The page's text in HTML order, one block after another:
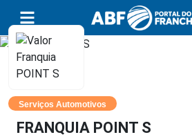
Serviços Automotivos
FRANQUIA POINT S